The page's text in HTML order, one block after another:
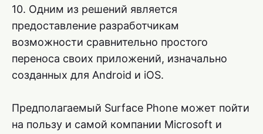
10. Одним из решений является
предоставление разработчикам
возможности сравнительно простого
переноса своих приложений, изначально
созданных для Android и iOS.
Предполагаемый Surface Phone может пойти
на пользу и самой компании Microsoft и